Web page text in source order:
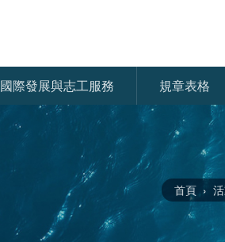
國際發展與志工服務 規章表格
首頁